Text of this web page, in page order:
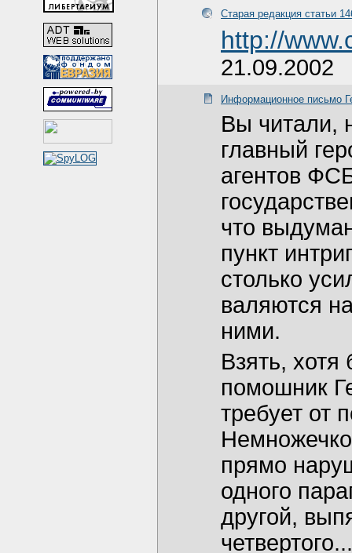
Старая редакция статьи
http://
21.09.2002
Информационное письмо
Вы читали,
главный
агентов
что
пункт
столько
валяются
ними.
Взять,
помошник
требует от
прямо
одного
другой,